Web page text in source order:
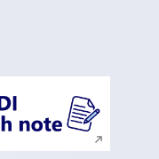
新規ウィンドウで開く